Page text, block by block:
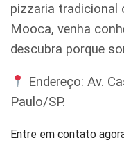
pizzaria tradicional
Mooca, venha
descubra porque
Endereço: Av.
Paulo/SP.
Entre em contato